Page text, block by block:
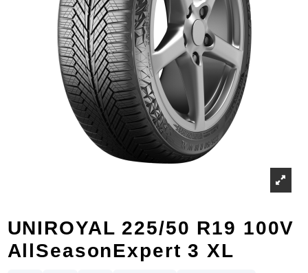
UNIROYAL 225/50 R19 100V
AllSeasonExpert 3 XL